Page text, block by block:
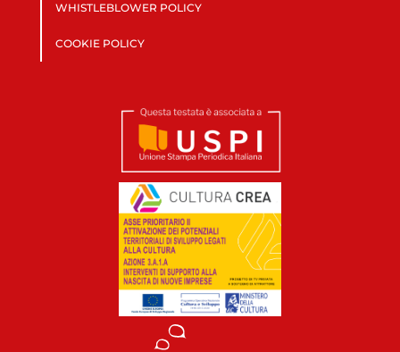
WHISTLEBLOWER POLICY
COOKIE POLICY